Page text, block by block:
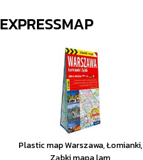
EXPRESSMAP
Plastic map Warszawa, Łomianki,